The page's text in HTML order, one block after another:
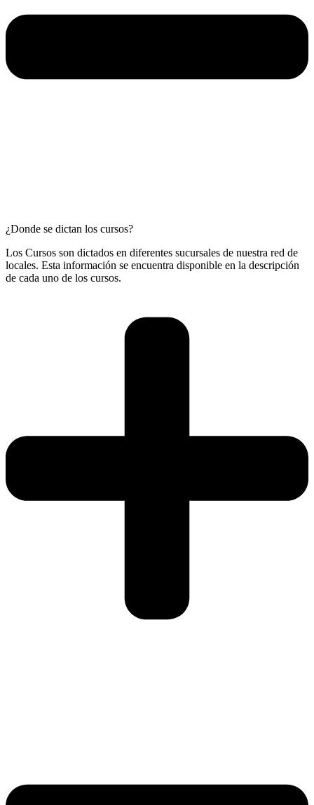
¿Donde se dictan los cursos?
Los Cursos son dictados en diferentes sucursales de nuestra red de
locales. Esta información se encuentra disponible en la descripción
de cada uno de los cursos.